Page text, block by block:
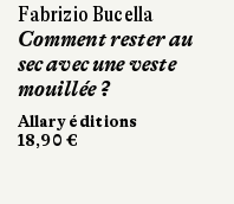
Fabrizio Bucella
Comment rester au
sec avec une veste
mouillée ?
Allary éditions
18,90 €